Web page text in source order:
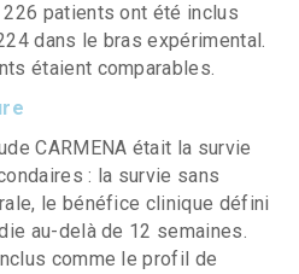
patients ont été inclus
dans le bras expérimental.
étaient comparables.
CARMENA était la survie
: la survie sans
le bénéfice clinique défini
au-delà de 12 semaines.
comme le profil de